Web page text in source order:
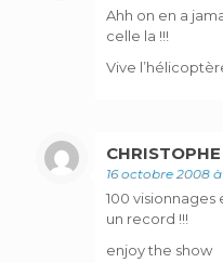
Ahh on en a
celle la !!!
Vive
CHRISTOPHE
16 octobre 2008 à
100 visionnages
un record !!!
enjoy the show